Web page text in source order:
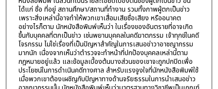
ได้แก่ ชื่อ ที่อยู่ สถานศึกษา/สถานที่ทำงาน รวมทั้งภาพผู้ตกเป็นข่าว
เพราะสิ่งเหล่านี้อาจทำให้พวกเขาเสื่อมเสียชื่อเสียง หรืออนาคต
อย่างไรก็ตาม นักหนังสือพิมพ์เห็นว่า ในเรื่องของอันตรายที่อาจเกิด
ขึ้นกับบุคคลที่ตกเป็นข่าว เช่นพยานบุคคลในคดีฆาตกรรม เจ้าทุกข์ในคดี
โจรกรรม ไม่ใช่เรื่องที่เป็นปัญหาสำคัญในการเสนอข่าวาอาชญากรรม
มากนัก เนื่องจากเห็นว่าตำรวจจะทำหน้าที่ปกป้องบุคคลเหล่านี้ตาม
กฎหมายอยู่แล้ว และข้อมูลเบื้องต้นบางส่วนของเขาจะถูกปกปิดเพื่อ
ประโยชน์ในการดำเนินคดีทางศาล สำหรับแรงจูงใจที่นักหนังสือพิมพ์ใช้
เมื่อพวกเขาต้องเผชิญกับปัญหาทางด้านจริยธรรมในการนำเสนอข่าว